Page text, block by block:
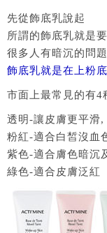
先從飾底乳說起
所謂的飾底乳就是
很多人有暗沉的問
飾底乳就是在上粉
市面上最常見的有4
透明-讓皮膚更平滑,
粉紅-適合白皙沒血
紫色-適合膚色暗沉
綠色-適合皮膚泛紅